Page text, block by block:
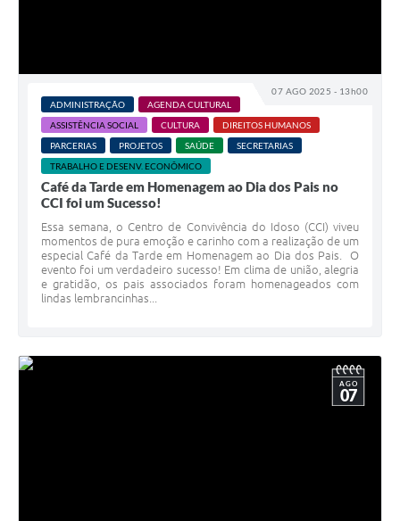
07 AGO 2025 - 13h00
ADMINISTRAÇÃO
AGENDA CULTURAL
ASSISTÊNCIA SOCIAL
CULTURA
DIREITOS HUMANOS
PARCERIAS
PROJETOS SAÚDE
SECRETARIAS
TRABALHO E DESENV. ECONÔMICO
Café da Tarde em Homenagem ao Dia dos Pais no
CCI foi um Sucesso!
Essa semana, o Centro de Convivência do Idoso (CCI) viveu
momentos de pura emoção e carinho com a realização de um
especial Café da Tarde em Homenagem ao Dia dos Pais. O
evento foi um verdadeiro sucesso! Em clima de união, alegria
e gratidão, os pais associados foram homenageados com
lindas lembrancinhas...
AGO
07